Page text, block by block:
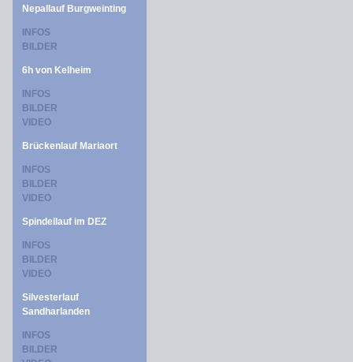
Nepallauf Burgweinting
INFOS
BILDER
6h von Kelheim
INFOS
BILDER
VIDEO
Brückenlauf Mariaort
INFOS
BILDER
VIDEO
Spindellauf im DEZ
INFOS
BILDER
VIDEO
Silvesterlauf
Sandharlanden
INFOS
BILDER